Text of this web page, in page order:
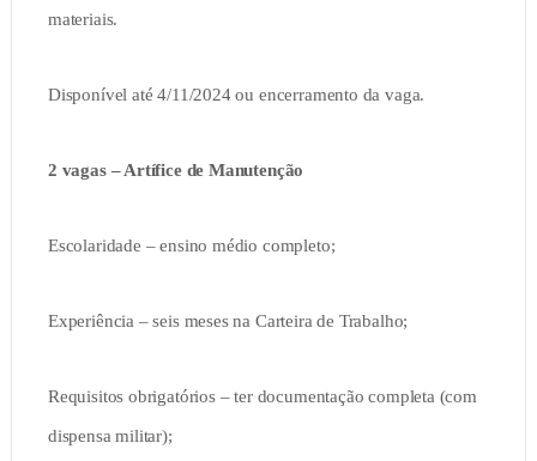
materiais.
Disponível até 4/11/2024 ou encerramento da vaga.
2 vagas – Artífice de Manutenção
Escolaridade – ensino médio completo;
Experiência – seis meses na Carteira de Trabalho;
Requisitos obrigatórios – ter documentação completa (com
dispensa militar);